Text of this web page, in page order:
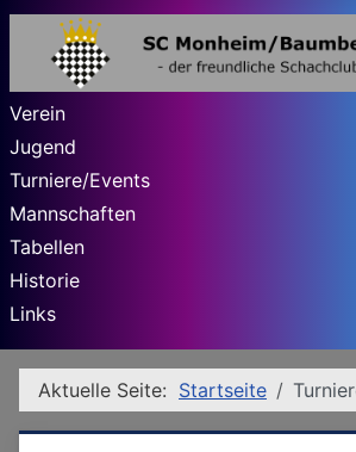
Verein
Jugend
Turniere/Events
Mannschaften
Tabellen
Historie
Links
Aktuelle Seite: Startseite